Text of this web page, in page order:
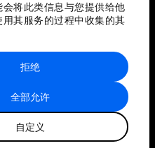
将此类信息与您提供给他
其服务的过程中收集的其
全部允许
自定义
拒绝
图
经济论坛